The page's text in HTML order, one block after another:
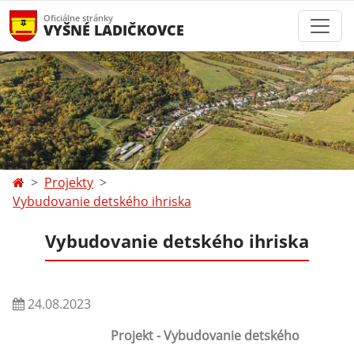
Oficiálne stránky
VYŠNÉ LADIČKOVCE
Projekty
Vybudovanie detského ihriska
Vybudovanie detského ihriska
24.08.2023
Projekt - Vybudovanie detského